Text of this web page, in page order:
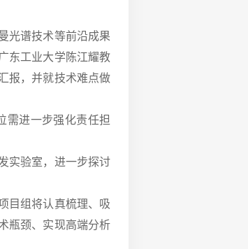
光谱技术等前沿成果
东工业大学陈江耀教
报，并就技术难点做
需进一步强化责任担
实验室，进一步探讨
目组将认真梳理、吸
瓶颈、实现高端分析